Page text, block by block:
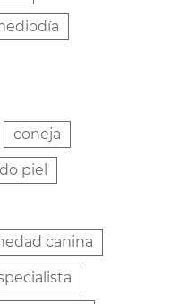
coneja
piel
canina